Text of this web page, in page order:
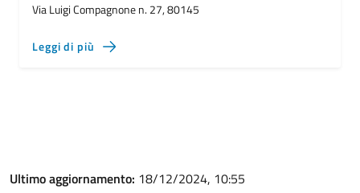
Via Luigi Compagnone n. 27, 80145
Leggi di più
Ultimo aggiornamento: 18/12/2024, 10:55